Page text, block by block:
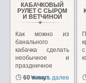
КАБАЧКОВЫЙ
РУЛЕТ С СЫРОМ
И ВЕТЧИНОЙ
Как можно из
банального
кабачка сделать
необычное и
праздничное
блюдо. Взяв...
60 минут
Читать далее